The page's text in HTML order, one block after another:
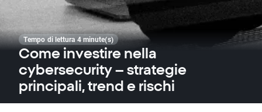
Tempo di lettura 4 minute(s)
Come investire nella
cybersecurity – strategie
principali, trend e rischi